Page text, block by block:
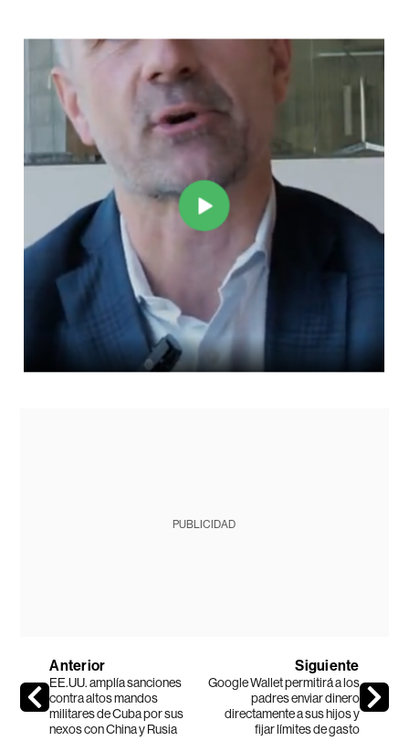
PUBLICIDAD
Anterior
EE.UU. amplía sanciones
contra altos mandos
militares de Cuba por sus
nexos con China y Rusia
Siguiente
Google Wallet permitirá a los
padres enviar dinero
directamente a sus hijos y
fijar límites de gasto